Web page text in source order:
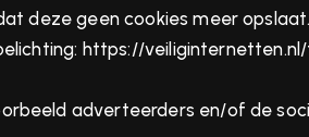
deze geen cookies meer
https://
adverteerders en/of de